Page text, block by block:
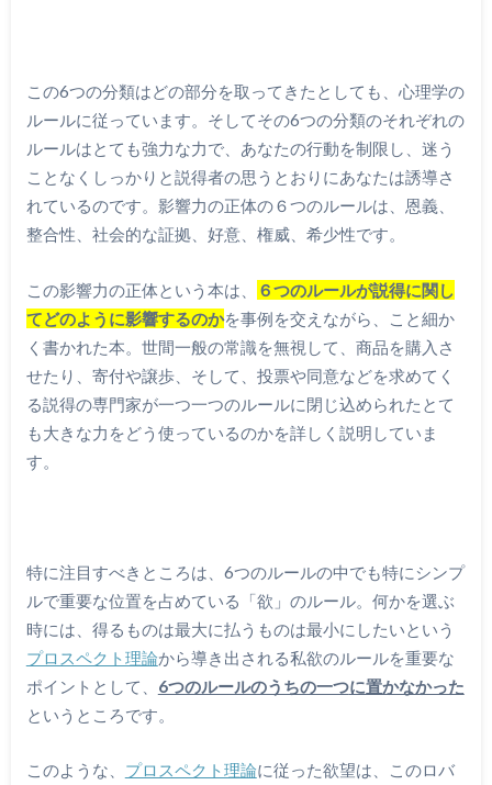
この6つの分類はどの部分を取ってきたとしても、心理学の
ルールに従っています。そしてその6つの分類のそれぞれの
ルールはとても強力な力で、あなたの行動を制限し、迷う
ことなくしっかりと説得者の思うとおりにあなたは誘導さ
れているのです。影響力の正体の６つのルールは、恩義、
整合性、社会的な証拠、好意、権威、希少性です。
この影響力の正体という本は、
６つのルールが説得に関し
てどのように影響するのかを事例を交えながら、こと細か
く書かれた本。世間一般の常識を無視して、商品を購入さ
せたり、寄付や譲歩、そして、投票や同意などを求めてく
る説得の専門家が一つ一つのルールに閉じ込められたとて
も大きな力をどう使っているのかを詳しく説明していま
す。
特に注目すべきところは、6つのルールの中でも特にシンプ
ルで重要な位置を占めている「欲」のルール。何かを選ぶ
時には、得るものは最大に払うものは最小にしたいという
プロスペクト理論から導き出される私欲のルールを重要な
ポイントとして、 6つのルールのうちの一つに置かなかった
というところです。
このような、 プロスペクト理論に従った欲望は、このロバ